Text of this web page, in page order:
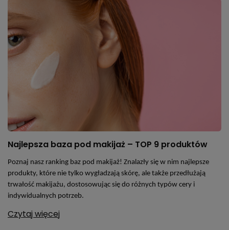
Najlepsza baza pod makijaż – TOP 9 produktów
Poznaj nasz ranking baz pod makijaż! Znalazły się w nim najlepsze
produkty, które nie tylko wygładzają skórę, ale także przedłużają
trwałość makijażu, dostosowując się do różnych typów cery i
indywidualnych potrzeb.
Czytaj więcej